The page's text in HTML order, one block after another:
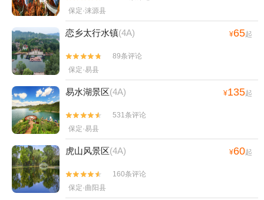
保定·涞源县
恋乡太行水镇(4A) ¥65起


89条评论
保定·易县
易水湖景区(4A) ¥135起


531条评论
保定·易县
虎山风景区(4A) ¥60起


160条评论
保定·曲阳县